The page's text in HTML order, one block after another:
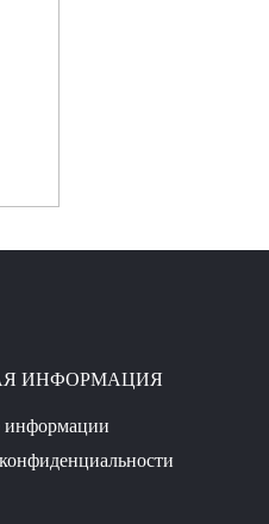
ИНФОРМАЦИЯ
информации